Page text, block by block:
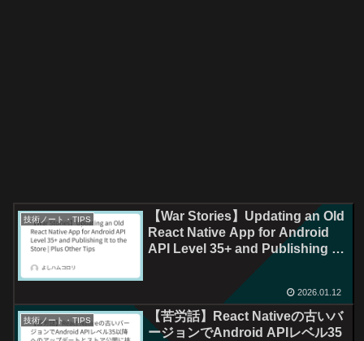
技術ノート・TIPS
【War Stories】Updating an Old
React Native App for Android
API Level 35+ and Publishing It
to the Store | Plus Other Tips
2026.01.12
技術ノート・TIPS
【苦労話】React Nativeの古いバ
ージョンでAndroid APIレベル35